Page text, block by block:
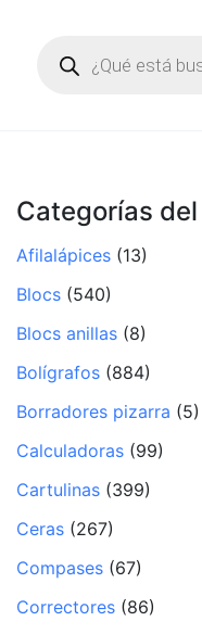
productos
Categorías
Afilalápices (13)
Blocs (540)
Blocs anillas (8)
Bolígrafos (884)
Borradores pizarra (5)
Calculadoras (99)
Cartulinas (399)
Ceras (267)
Compases (67)
Correctores (86)